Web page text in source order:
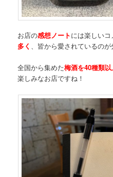
お店の感想ノートには楽しいコ
多く 、皆から愛されているのが
全国から集めた梅酒を40種類
楽しみなお店ですね！